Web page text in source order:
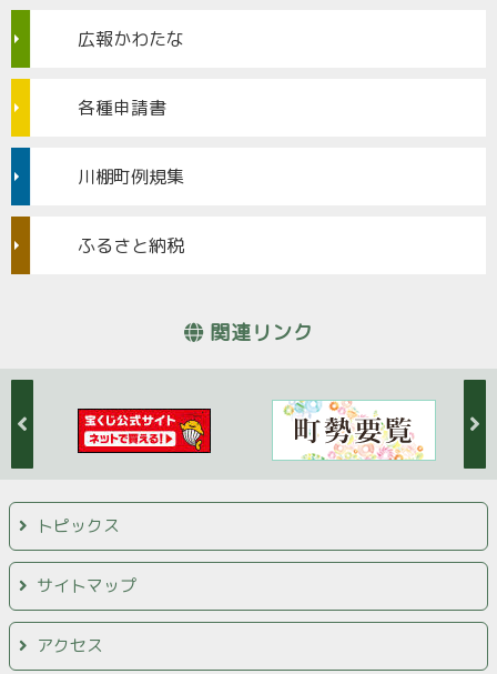
広報かわたな
各種申請書
川棚町例規集
ふるさと納税
関連リンク
トピックス
サイトマップ
アクセス